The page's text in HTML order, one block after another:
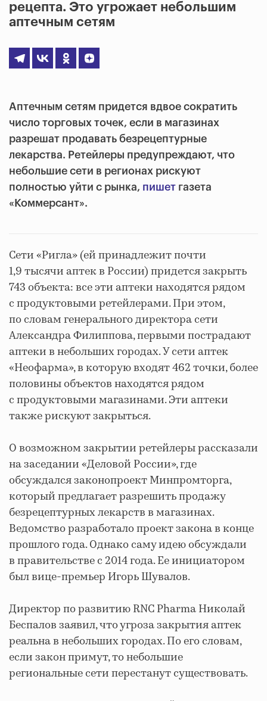
рецепта. Это угрожает небольшим
аптечным сетям
Аптечным сетям придется вдвое сократить
число торговых точек, если в магазинах
разрешат продавать безрецептурные
лекарства. Ретейлеры предупреждают, что
небольшие сети в регионах рискуют
полностью уйти с рынка, пишет газета
«Коммерсант».
Сети «Ригла» (ей принадлежит почти
1,9 тысячи аптек в России) придется закрыть
743 объекта: все эти аптеки находятся рядом
с продуктовыми ретейлерами. При этом,
по словам генерального директора сети
Александра Филиппова, первыми пострадают
аптеки в небольших городах. У сети аптек
«Неофарма», в которую входят 462 точки, более
половины объектов находятся рядом
с продуктовыми магазинами. Эти аптеки
также рискуют закрыться.
О возможном закрытии ретейлеры рассказали
на заседании «Деловой России», где
обсуждался законопроект Минпромторга,
который предлагает разрешить продажу
безрецептурных лекарств в магазинах.
Ведомство разработало проект закона в конце
прошлого года. Однако саму идею обсуждали
в правительстве с 2014 года. Ее инициатором
был вице-премьер Игорь Шувалов.
Директор по развитию RNC Pharma Николай
Беспалов заявил, что угроза закрытия аптек
реальна в небольших городах. По его словам,
если закон примут, то небольшие
региональные сети перестанут существовать.